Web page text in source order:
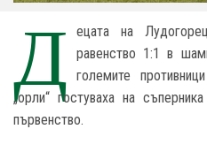
Д ецата на
равенство 1:1 в
големите
„орли“ гостуваха на
първенство.